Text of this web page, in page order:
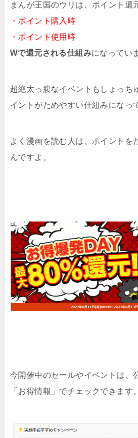
まんが王国のウリは、ポイント還
・ポイント購入時
・ポイント使用時
Wで還元される仕組みになってい
超絶太っ腹なイベントもしょっち
イントがためやすい仕組みになっ
よく漫画を読む人は、ポイントを
んですよ。
今開催中のセールやイベントは、
「お得情報」でチェックできます。